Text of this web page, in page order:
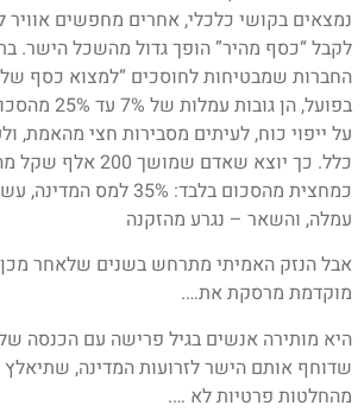
נמצאים בקושי כלכלי, אחרים מחפשים אוויר
לקבל “כסף מהיר” הופך גדול מהשכל הישר.
החברות שמבטיחות לחוסכים “למצוא כסף
בפועל, הן
על ייפוי כוח, לעיתים מסבירות חצי מהאמת,
כלל. כך יוצא שאדם
כמחצית מהסכום בלבד: 35%
עמלה, והשאר – נגרע מהזקנה
אבל הנזק האמיתי מתרחש בשנים שלאחר
מוקדמת מרסקת את….
היא מותירה אנשים בגיל פרישה עם הכנסה
שדוחף אותם הישר לזרועות המדינה,
מהחלטות פרטיות לא ….